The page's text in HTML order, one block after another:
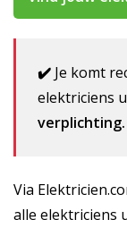
✔️ Je komt
elektriciens
verplichting.
Via
alle elektriciens